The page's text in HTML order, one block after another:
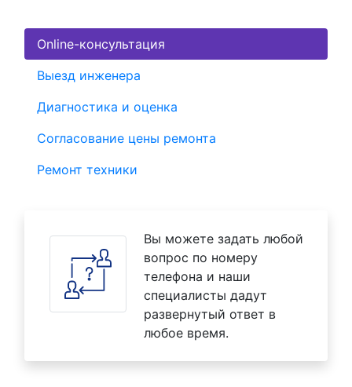
Online-консультация
Выезд инженера
Диагностика и оценка
Согласование цены ремонта
Ремонт техники
Вы можете задать любой
вопрос по номеру
телефона и наши
специалисты дадут
развернутый ответ в
любое время.